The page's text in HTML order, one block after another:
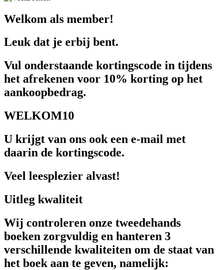
Welkom als member!
Leuk dat je erbij bent.
Vul onderstaande kortingscode in tijdens
het afrekenen voor 10% korting op het
aankoopbedrag.
WELKOM10
U krijgt van ons ook een e-mail met
daarin de kortingscode.
Veel leesplezier alvast!
Uitleg kwaliteit
Wij controleren onze tweedehands
boeken zorgvuldig en hanteren 3
verschillende kwaliteiten om de staat van
het boek aan te geven, namelijk: